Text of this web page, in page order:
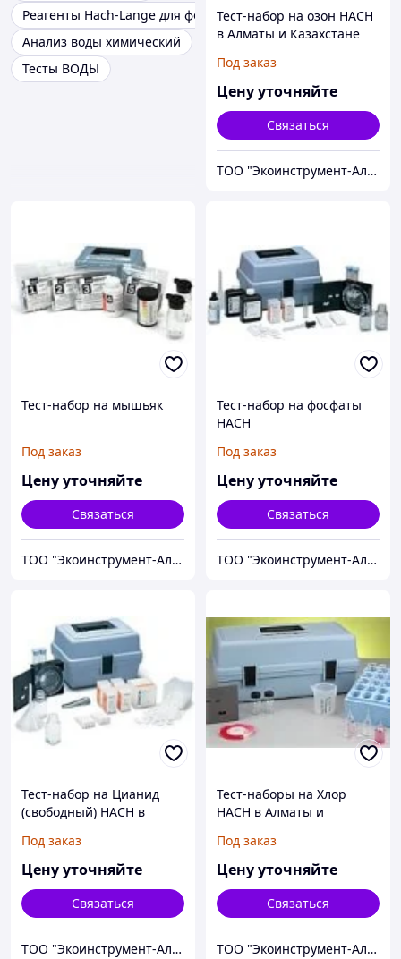
Реагенты Hach-Lange для фотометрии
Анализ воды химический
Тесты ВОДЫ
Тест-набор на озон HACH
в Алматы и Казахстане
Под заказ
Цену уточняйте
Связаться
ТОО "Экоинструмент-Алматы"
Тест-набор на мышьяк
Под заказ
Цену уточняйте
Связаться
ТОО "Экоинструмент-Алматы"
Тест-набор на фосфаты
HACH
Под заказ
Цену уточняйте
Связаться
ТОО "Экоинструмент-Алматы"
Тест-набор на Цианид
(свободный) HACH в
Под заказ
Цену уточняйте
Связаться
ТОО "Экоинструмент-Алматы"
Тест-наборы на Хлор
HACH в Алматы и
Под заказ
Цену уточняйте
Связаться
ТОО "Экоинструмент-Алматы"